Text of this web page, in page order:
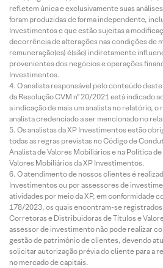
refletem única e exclusivamente suas
foram produzidas de forma independente,
Investimentos e que estão sujeitas a
decorrência de alterações nas condições de
remuneração(es) é(são) indiretamente
provenientes dos negócios e operações
Investimentos.
O analista responsável pelo conteúdo
da Resolução CVM nº 20/2021 está indicado
a indicação de mais um analista no relatório,
analista credenciado a ser mencionado no
Os analistas da XP Investimentos estão
todas as regras previstas no Código de
Analista de Valores Mobiliários e na Política
Valores Mobiliários da XP Investimentos.
O atendimento de nossos clientes é
Investimentos ou por assessores de
atividades por meio da XP, em conformidade
178/2023, os quais encontram-se registrados
Corretoras e Distribuidoras de Títulos e
assessor de investimento não pode realizar
gestão de patrimônio de clientes, devendo
solicitar autorização prévia do cliente para a
no mercado de capitais.